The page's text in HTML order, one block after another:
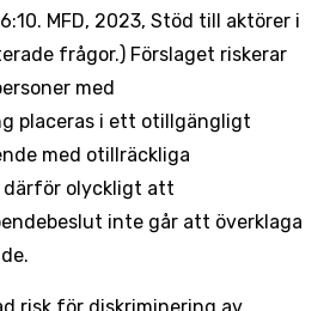
MFD, 2023, Stöd till aktörer i
frågor.) Förslaget riskerar
med
placeras i ett otillgängligt
med otillräckliga
därför olyckligt att
inte går att överklaga